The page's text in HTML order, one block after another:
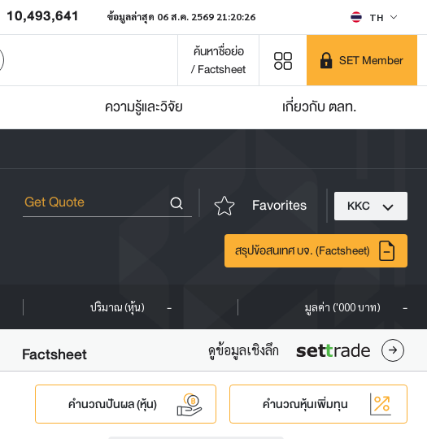
10,493,641 ข้อมูลล่าสุด 06 ส.ค. 2569 21:20:26 TH
ค้นหาชื่อย่อ
/ Factsheet
SET Member
ความรู้และวิจัย เกี่ยวกับ ตลท.
Favorites KKC
สรุปข้อสนเทศ บจ. (Factsheet)
ปริมาณ (หุ้น) - มูลค่า ('000 บาท) -
Factsheet ดูข้อมูลเชิงลึก
คำนวณปันผล (หุ้น) คำนวณหุ้นเพิ่มทุน